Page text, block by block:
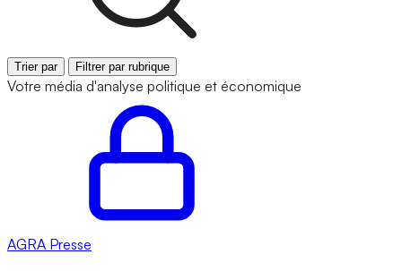
Trier par Filtrer par rubrique
Votre média d'analyse politique et économique
AGRA Presse